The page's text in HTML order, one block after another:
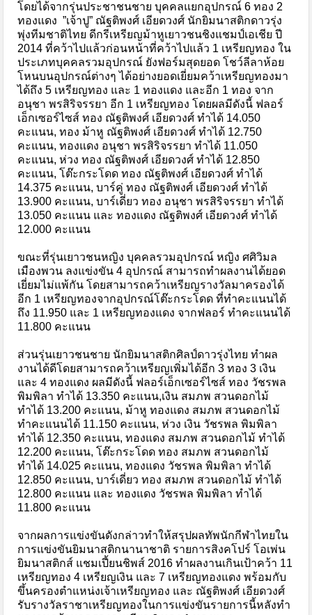
โดยได้จากรุ่นประชาชนชาย บุคคลแยกอุปกรณ์ 6 ทอง 2
ทองแดง ”เจ้าปู” ณัฐติพงศ์ เอียดวงศ์ นักยิมนาสติกดาวรุ่ง
พุ่งทีมชาติไทย ดีกรีเหรียญม้าหูเยาวชนชิงแชมป์เอเชีย ปี
2014 ที่คว้าไปแล้วก่อนหน้าที่คว้าไปแล้ว 1 เหรียญทอง ใน
ประเภทบุคคลรวมอุปกรณ์ ยังฟอร์มสุดยอด โชว์ลีลาห้อย
โหนบนอุปกรณ์ต่างๆ ได้อย่างยอดเยี่ยมคว้าเหรียญทองมา
ได้ถึง 5 เหรียญทอง และ 1 ทองแดง และอีก 1 ทอง จาก
อนุชา พรสิริจรรยา อีก 1 เหรียญทอง โดยผลมีดังนี้ ฟลอร์
เอ็กเซอร์ไซส์ ทอง ณัฐติพงศ์ เอียดวงศ์ ทำได้ 14.050
คะแนน, ทอง ม้าหู ณัฐติพงศ์ เอียดวงศ์ ทำได้ 12.750
คะแนน, ทองแดง อนุชา พรสิริจรรยา ทำได้ 11.050
คะแนน, ห่วง ทอง ณัฐติพงศ์ เอียดวงศ์ ทำได้ 12.850
คะแนน, โต๊ะกระโดด ทอง ณัฐติพงศ์ เอียดวงศ์ ทำได้
14.375 คะแนน, บาร์คู่ ทอง ณัฐติพงศ์ เอียดวงศ์ ทำได้
13.900 คะแนน, บาร์เดี่ยว ทอง อนุชา พรสิริจรรยา ทำได้
13.050 คะแนน และ ทองแดง ณัฐติพงศ์ เอียดวงศ์ ทำได้
12.000 คะแนน
ขณะที่รุ่นเยาวชนหญิง บุคคลรวมอุปกรณ์ หญิง ศศิวิมล
เมืองพวน ลงแข่งขัน 4 อุปกรณ์ สามารถทำผลงานได้ยอด
เยี่ยมไม่แพ้กัน โดยสามารถคว้าเหรียญรางวัลมาครองได้
อีก 1 เหรียญทองจากอุปกรณ์โต๊ะกระโดด ที่ทำคะแนนได้
ถึง 11.950 และ 1 เหรียญทองแดง จากฟลอร์ ทำคะแนนได้
11.800 คะแนน
ส่วนรุ่นเยาวชนชาย นักยิมนาสติกศิลป์ดาวรุ่งไทย ทำผล
งานได้ดีโดยสามารถคว้าเหรียญเพิ่มได้อีก 3 ทอง 3 เงิน
และ 4 ทองแดง ผลมีดังนี้ ฟลอร์เอ็กเซอร์ไซส์ ทอง วัชรพล
พิมพิลา ทำได้ 13.350 คะแนน,เงิน สมภพ สวนดอกไม้
ทำได้ 13.200 คะแนน, ม้าหู ทองแดง สมภพ สวนดอกไม้
ทำคะแนนได้ 11.150 คะแนน, ห่วง เงิน วัชรพล พิมพิลา
ทำได้ 12.350 คะแนน, ทองแดง สมภพ สวนดอกไม้ ทำได้
12.200 คะแนน, โต๊ะกระโดด ทอง สมภพ สวนดอกไม้
ทำได้ 14.025 คะแนน, ทองแดง วัชรพล พิมพิลา ทำได้
12.850 คะแนน, บาร์เดี่ยว ทอง สมภพ สวนดอกไม้ ทำได้
12.800 คะแนน และ ทองแดง วัชรพล พิมพิลา ทำได้
11.800 คะแนน
จากผลการแข่งขันดังกล่าวทำให้สรุปผลทัพนักกีฬาไทยใน
การแข่งขันยิมนาสติกนานาชาติ รายการสิงคโปร์ โอเพ่น
ยิมนาสติกส์ แชมเปี้ยนชิพส์ 2016 ทำผลงานเกินเป้าคว้า 11
เหรียญทอง 4 เหรียญเงิน และ 7 เหรียญทองแดง พร้อมกับ
ขึ้นครองตำแหน่งเจ้าเหรียญทอง และ ณัฐติพงศ์ เอียดวงศ์
รับรางวัลราชาเหรียญทองในการแข่งขันรายการนี้หลังทำ